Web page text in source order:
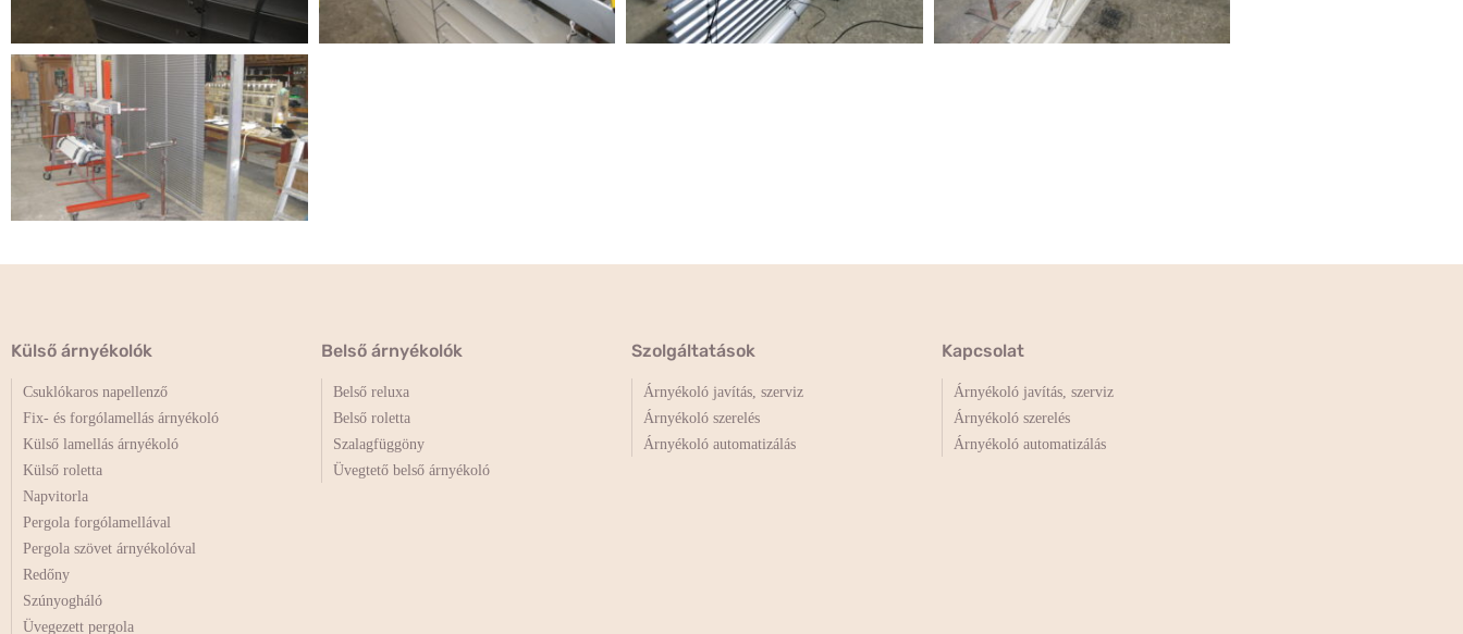
Külső árnyékolók
Csuklókaros napellenző
Fix- és forgólamellás árnyékoló
Külső lamellás árnyékoló
Külső roletta
Napvitorla
Pergola forgólamellával
Pergola szövet árnyékolóval
Redőny
Szúnyogháló
Üvegezett pergola
Belső árnyékolók
Belső reluxa
Belső roletta
Szalagfüggöny
Üvegtető belső árnyékoló
Szolgáltatások
Árnyékoló javítás, szerviz
Árnyékoló szerelés
Árnyékoló automatizálás
Kapcsolat
Árnyékoló javítás, szerviz
Árnyékoló szerelés
Árnyékoló automatizálás